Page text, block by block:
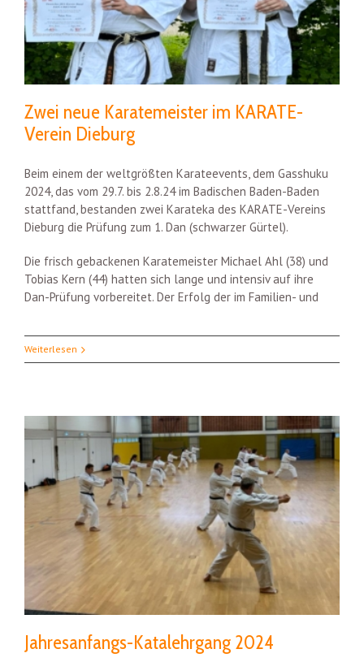
Zwei neue Karatemeister im KARATE-
Verein Dieburg
Beim einem der weltgrößten Karateevents, dem Gasshuku
2024, das vom 29.7. bis 2.8.24 im Badischen Baden-Baden
stattfand, bestanden zwei Karateka des KARATE-Vereins
Dieburg die Prüfung zum 1. Dan (schwarzer Gürtel).
Die frisch gebackenen Karatemeister Michael Ahl (38) und
Tobias Kern (44) hatten sich lange und intensiv auf ihre
Dan-Prüfung vorbereitet. Der Erfolg der im Familien- und
Weiterlesen
Jahresanfangs-Katalehrgang 2024